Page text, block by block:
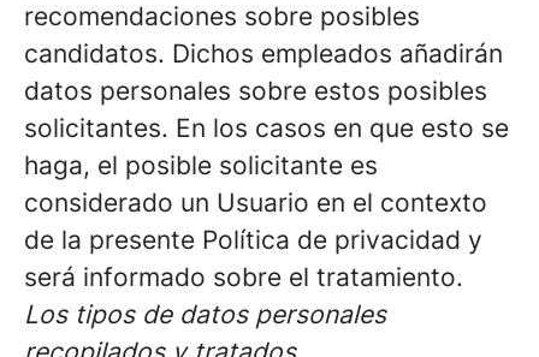
recomendaciones sobre posibles
candidatos. Dichos empleados añadirán
datos personales sobre estos posibles
solicitantes. En los casos en que esto se
haga, el posible solicitante es
considerado un Usuario en el contexto
de la presente Política de privacidad y
será informado sobre el tratamiento.
Los tipos de datos personales